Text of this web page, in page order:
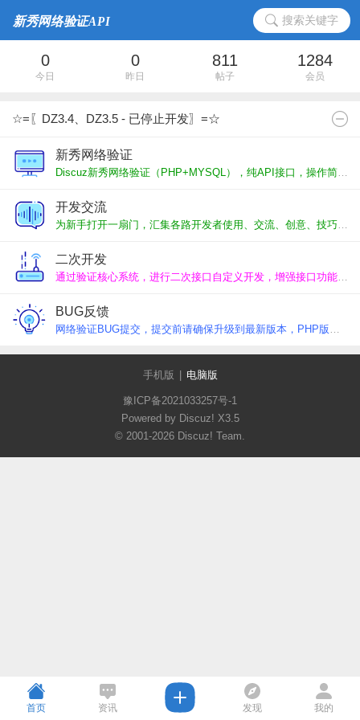
搜索关键字
0
今日
0
昨日
811
帖子
1284
会员
☆=〖DZ3.4、DZ3.5 - 已停止开发〗=☆
新秀网络验证
Discuz新秀网络验证（PHP+MYSQL），纯API接口，操作简单、可快速对接外部app、web、软件开发！
开发交流
为新手打开一扇门，汇集各路开发者使用、交流、创意、技巧、求助，一起交流进步。
二次开发
通过验证核心系统，进行二次接口自定义开发，增强接口功能，代码独立维护升级便捷。
BUG反馈
网络验证BUG提交，提交前请确保升级到最新版本，PHP版本为7.x系列，务必记得反复尝试，清晰反映BUG。
手机版 电脑版
豫ICP备2021033257号-1
Powered by Discuz! X3.5
© 2001-2026 Discuz! Team.
首页 资讯 发现 我的